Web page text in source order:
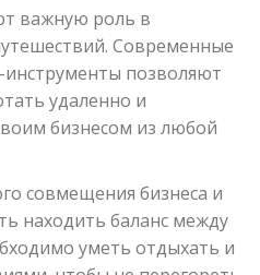
важную роль в
Современные
инструменты позволяют
удаленно и
бизнесом из любой
совмещения бизнеса и
находить баланс между
уметь отдыхать и